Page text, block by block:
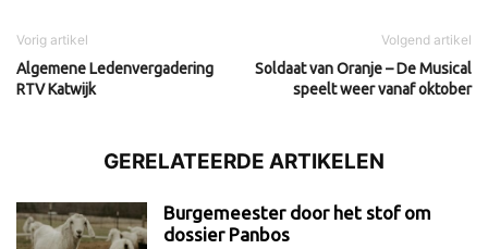
Vorig artikel
Algemene Ledenvergadering
RTV Katwijk
Volgend artikel
Soldaat van Oranje – De Musical
speelt weer vanaf oktober
GERELATEERDE ARTIKELEN
Burgemeester door het stof om
dossier Panbos